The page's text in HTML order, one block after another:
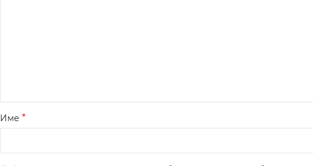
Име *